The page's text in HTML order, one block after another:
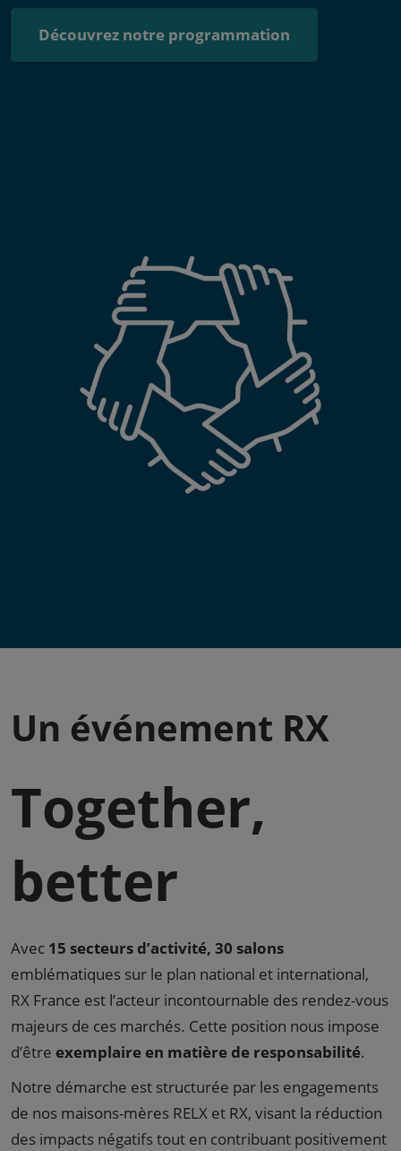
Découvrez notre programmation
Un événement RX
Together,
better
Avec 15 secteurs d’activité, 30 salons
emblématiques sur le plan national et international,
RX France est l’acteur incontournable des rendez-vous
majeurs de ces marchés. Cette position nous impose
d’être exemplaire en matière de responsabilité.
Notre démarche est structurée par les engagements
de nos maisons-mères RELX et RX, visant la réduction
des impacts négatifs tout en contribuant positivement